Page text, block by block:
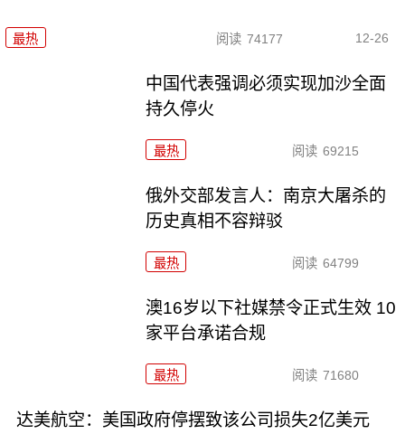
最热 阅读 74177 12-26
中国代表强调必须实现加沙全面
持久停火
最热 阅读 69215
俄外交部发言人：南京大屠杀的
历史真相不容辩驳
最热 阅读 64799
澳16岁以下社媒禁令正式生效 10
家平台承诺合规
最热 阅读 71680
达美航空：美国政府停摆致该公司损失2亿美元